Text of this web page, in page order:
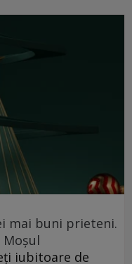
mai buni prieteni.
Moșul
iubitoare de